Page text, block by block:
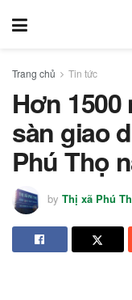
Trang chủ Tin tức
Hơn
sàn giao
Phú Thọ
by Thị xã Phú